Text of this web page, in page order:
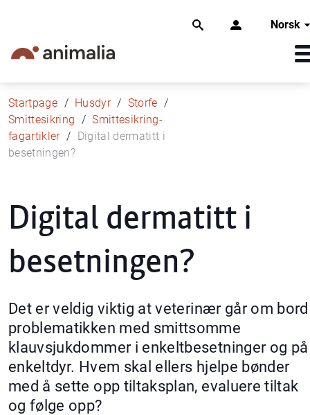
Norsk
Startpage Husdyr
Storfe
Smittesikring
Smittesikring-
fagartikler
Digital dermatitt i
besetningen?
Digital dermatitt i
besetningen?
Det er veldig viktig at veterinær går om
problematikken med smittsomme
klauvsjukdommer i enkeltbesetninger og på
enkeltdyr. Hvem skal ellers hjelpe bønder
med å sette opp tiltaksplan, evaluere tiltak
og følge opp?